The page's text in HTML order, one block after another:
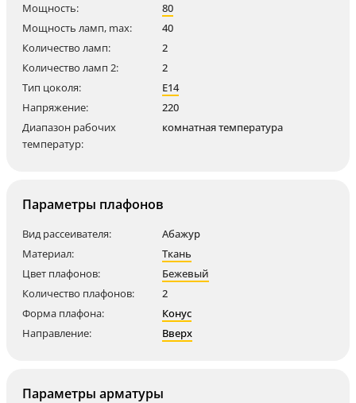
Мощность:
80
Мощность ламп, max:
40
Количество ламп:
2
Количество ламп 2:
2
Тип цоколя:
E14
Напряжение:
220
Диапазон рабочих
температур:
комнатная температура
Параметры плафонов
Вид рассеивателя:
Абажур
Материал:
Ткань
Цвет плафонов:
Бежевый
Количество плафонов:
2
Форма плафона:
Конус
Направление:
Вверх
Параметры арматуры